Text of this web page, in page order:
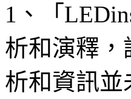
1、「
析和演釋
析和資訊